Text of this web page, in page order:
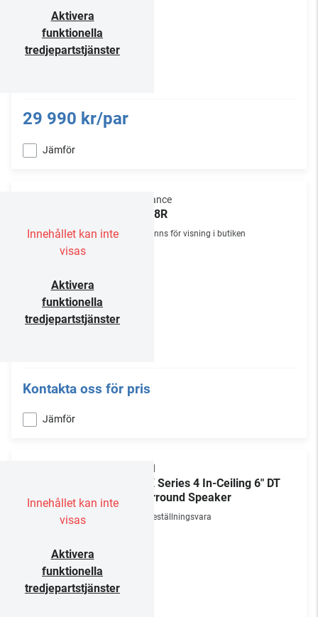
Aktivera
funktionella
tredjepartstjänster
29 990 kr/par
Jämför
Innehållet kan inte
visas
Aktivera
funktionella
tredjepartstjänster
Sonance
VP48R
Finns för visning i butiken
Kontakta oss för pris
Jämför
Innehållet kan inte
visas
Aktivera
funktionella
tredjepartstjänster
PDX Series 4 In-Ceiling 6" DT
/Surround Speaker
Beställningsvara